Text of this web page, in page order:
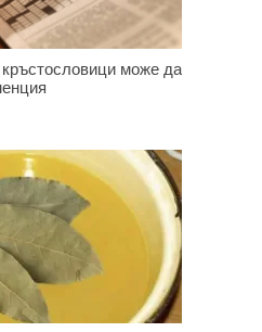
може да